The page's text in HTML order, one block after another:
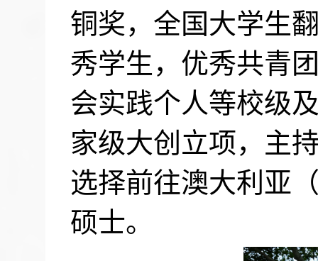
铜奖，全国大学生
秀学生，优秀共青
会实践个人等校级
家级大创立项，主
选择前往澳大利亚
硕士。